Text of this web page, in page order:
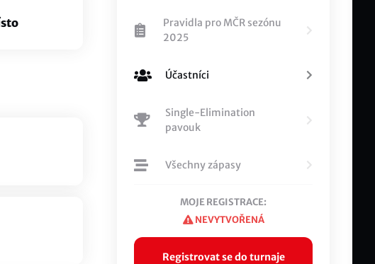
Pravidla pro MČR sezónu
2025
Účastníci
Single-Elimination
pavouk
Všechny zápasy
MOJE REGISTRACE:
NEVYTVOŘENÁ
Registrovat se do turnaje